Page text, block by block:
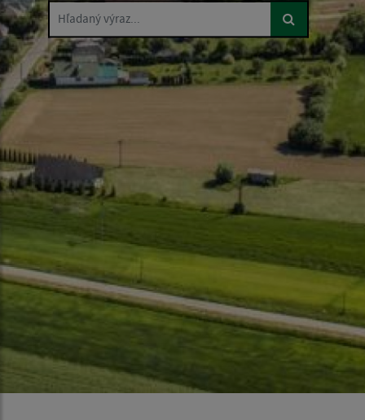
Hľadaný výraz...